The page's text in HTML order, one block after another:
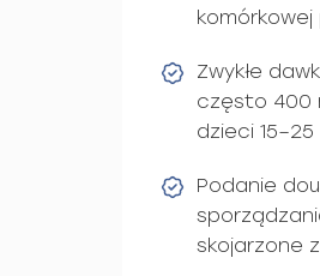
komórkowej
Zwykłe
często 400
dzieci
Podanie
skojarzone